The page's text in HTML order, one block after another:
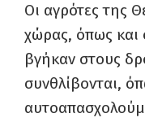
Οι αγρότες της
χώρας, όπως και
βγήκαν στους
συνθλίβονται,